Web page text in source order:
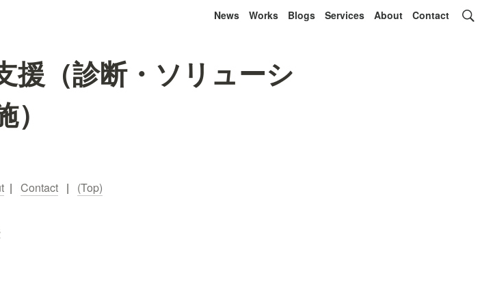
News Works Blogs Services About Contact
援（診断・ソリューシ
  |
Contact
   |
(Top)